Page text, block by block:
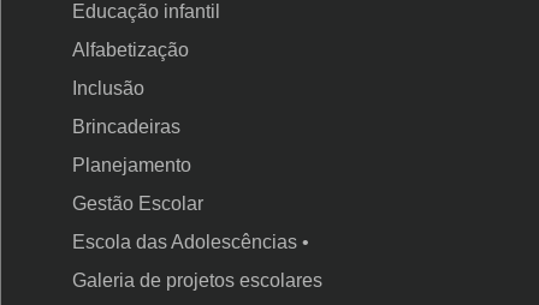
Educação infantil
Alfabetização
Inclusão
Brincadeiras
Planejamento
Gestão Escolar
Escola das Adolescências •
Galeria de projetos escolares